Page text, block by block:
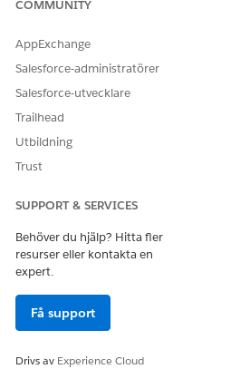
COMMUNITY
AppExchange
Salesforce-administratörer
Salesforce-utvecklare
Trailhead
Utbildning
Trust
SUPPORT & SERVICES
Behöver du hjälp? Hitta fler
resurser eller kontakta en
expert.
Få support
Drivs av Experience Cloud